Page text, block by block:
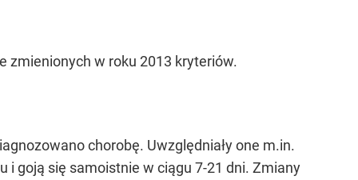
zmienionych w roku 2013 kryteriów.
chorobę. Uwzględniały one m.in.
i goją się samoistnie w ciągu 7-21 dni. Zmiany